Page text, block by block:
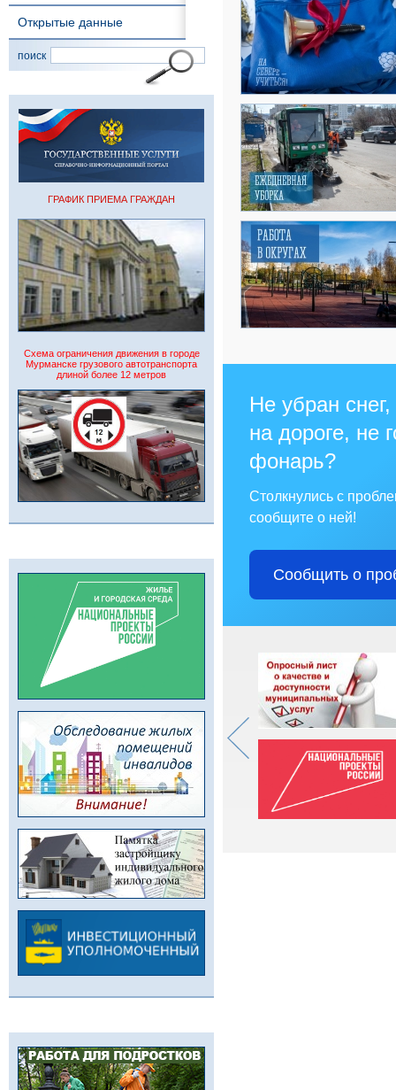
Открытые данные
поиск
ГРАФИК ПРИЕМА ГРАЖДАН
Схема ограничения движения в городе
Мурманске грузового автотранспорта
длиной более 12 метров
Не убран
на дороге, не
фонарь?
Столкнулись с
сообщите о ней!
Сообщить о